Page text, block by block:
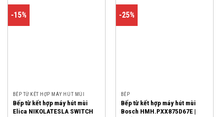
-15%
BẾP TỪ KẾT HỢP MÁY HÚT MÙI
Bếp từ kết hợp máy hút mùi
Elica NIKOLATESLA SWITCH
-25%
BẾP
Bếp từ kết hợp máy hút mùi
Bosch HMH.PXX875D67E |